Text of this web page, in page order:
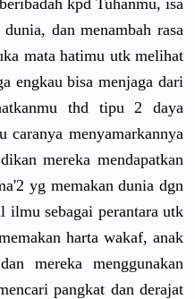
dan menambah rasa
mata hatimu utk melihat
engkau bisa menjaga dari
thd tipu 2 daya
caranya menyamarkannya
mereka mendapatkan
yg memakan dunia dgn
ilmu sebagai perantara utk
harta wakaf, anak
mereka menggunakan
pangkat dan derajat